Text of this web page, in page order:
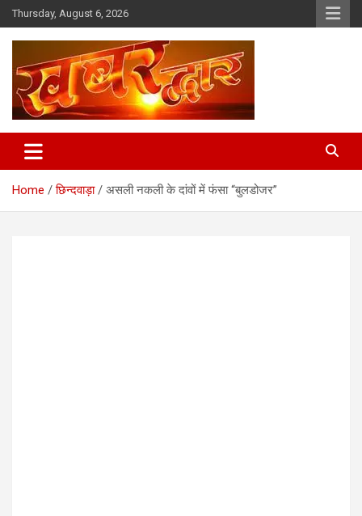
Skip
to
content
Thursday, August 6, 2026
Khabar Dwar
Home छिन्दवाड़ा असली नकली के दांवों में फंसा “बुलडोजर”